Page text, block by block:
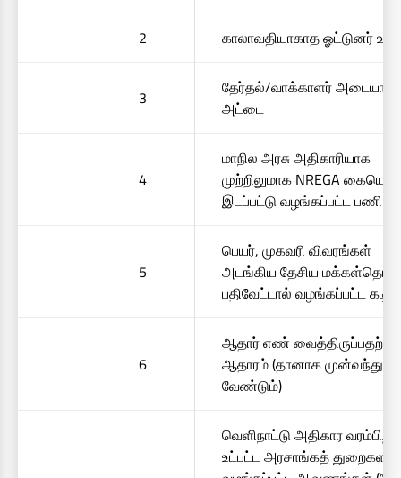
2 காலாவதியாகாத ஓட்டுனர்
3
தேர்தல்/வாக்காளர் அடையாள
அட்டை
4
மாநில அரசு அதிகாரியாக
முற்றிலுமாக NREGA
இடப்பட்டு வழங்கப்பட்ட பணி
5
பெயர், முகவரி விவரங்கள்
அடங்கிய தேசிய
பதிவேட்டால் வழங்கப்பட்ட
6
ஆதார் எண்
ஆதாரம் (தானாக முன்வந்து
வேண்டும்)
வெளிநாட்டு அதிகார
உட்பட்ட அரசாங்கத்